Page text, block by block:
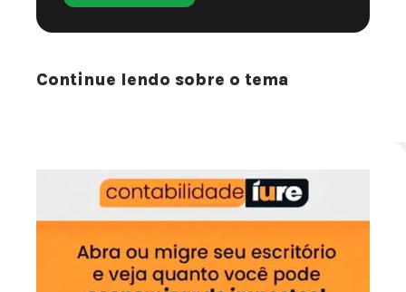
Continue lendo sobre o tema